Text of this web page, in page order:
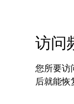
访问
您所要访
后就能恢